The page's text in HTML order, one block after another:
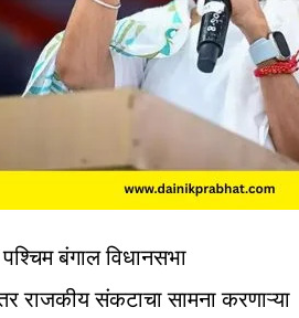
पश्चिम बंगाल विधानसभा
राजकीय संकटाचा सामना करणाऱ्या